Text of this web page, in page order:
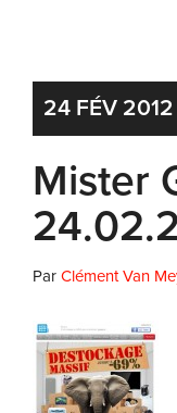
24 FÉV 2012
Mister
Par Clément Van